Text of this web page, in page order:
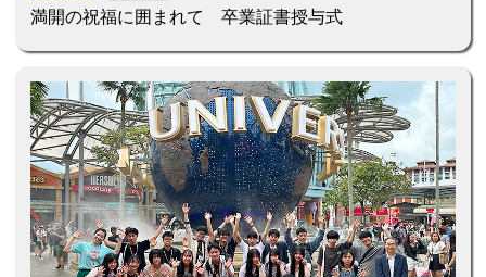
満開の祝福に囲まれて 卒業証書授与式